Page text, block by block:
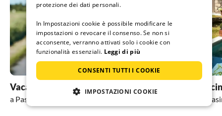
Vacanza con il cane
a Passignano sul Trasimeno
Vacanza con
a Passignano sul
protezione dei dati personali.
In Impostazioni cookie è possibile modificare le
impostazioni o revocare il consenso. Se non si
acconsente, verranno attivati solo i cookie con
funzionalità essenziali. Leggi di più
CONSENTI TUTTI I COOKIE
IMPOSTAZIONI COOKIE